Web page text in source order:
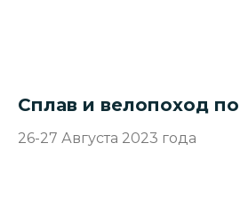
Сплав и велопоход
26-27 Августа 2023 года